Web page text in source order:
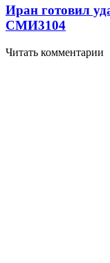
Иран готовил
СМИ3104
Читать комментарии